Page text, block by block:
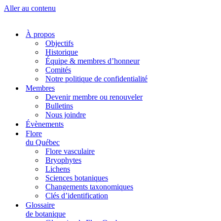
Aller au contenu
À propos
Objectifs
Historique
Équipe & membres d’honneur
Comités
Notre politique de confidentialité
Membres
Devenir membre ou renouveler
Bulletins
Nous joindre
Évènements
Flore
du Québec
Flore vasculaire
Bryophytes
Lichens
Sciences botaniques
Changements taxonomiques
Clés d’identification
Glossaire
de botanique